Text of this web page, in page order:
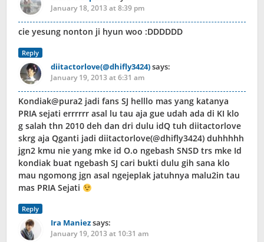
January 18, 2013 at 8:39 pm
cie yesung nonton ji hyun woo :DDDDDD
Reply
diitactorlove(@dhifly3424)says:
January 19, 2013 at 6:31 am
Kondiak@pura2 jadi fans SJ helllo mas yang katanya
PRIA sejati errrrrr asal lu tau aja gue udah ada di KI klo
g salah thn 2010 deh dan dri dulu idQ tuh diitactorlove
skrg aja Qganti jadi diitactorlove(@dhifly3424) duhhhhh
jgn2 kmu nie yang mke id O.o ngebash SNSD trs mke Id
kondiak buat ngebash SJ cari bukti dulu gih sana klo
mau ngomong jgn asal ngejeplak jatuhnya malu2in tau
mas PRIA Sejati
Reply
Ira Maniezsays:
January 19, 2013 at 10:31 am